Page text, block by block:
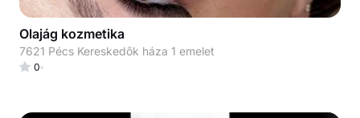
Olajág kozmetika
7621 Pécs Kereskedők háza 1 emelet
0